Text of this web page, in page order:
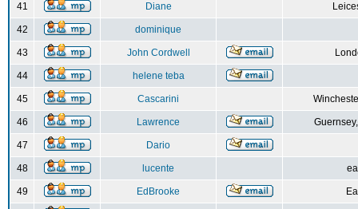
41 Diane
42 dominique
43 John Cordwell
44 helene teba
45 Cascarini
46 Lawrence
47 Dario
48 lucente
49 EdBrooke